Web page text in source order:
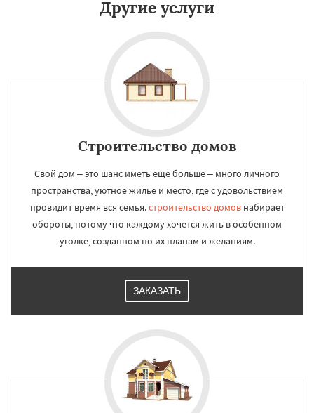
Другие услуги
Строительство домов
Свой дом – это шанс иметь еще больше – много личного
пространства, уютное жилье и место, где с удовольствием
провидит время вся семья.строительство домовнабирает
обороты, потому что каждому хочется жить в особенном
уголке, созданном по их планам и желаниям.
ЗАКАЗАТЬ